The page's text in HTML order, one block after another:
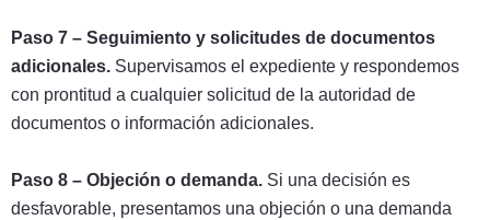
Paso 7 – Seguimiento y solicitudes de documentos
adicionales. Supervisamos el expediente y respondemos
con prontitud a cualquier solicitud de la autoridad de
documentos o información adicionales.
Paso 8 – Objeción o demanda. Si una decisión es
desfavorable, presentamos una objeción o una demanda